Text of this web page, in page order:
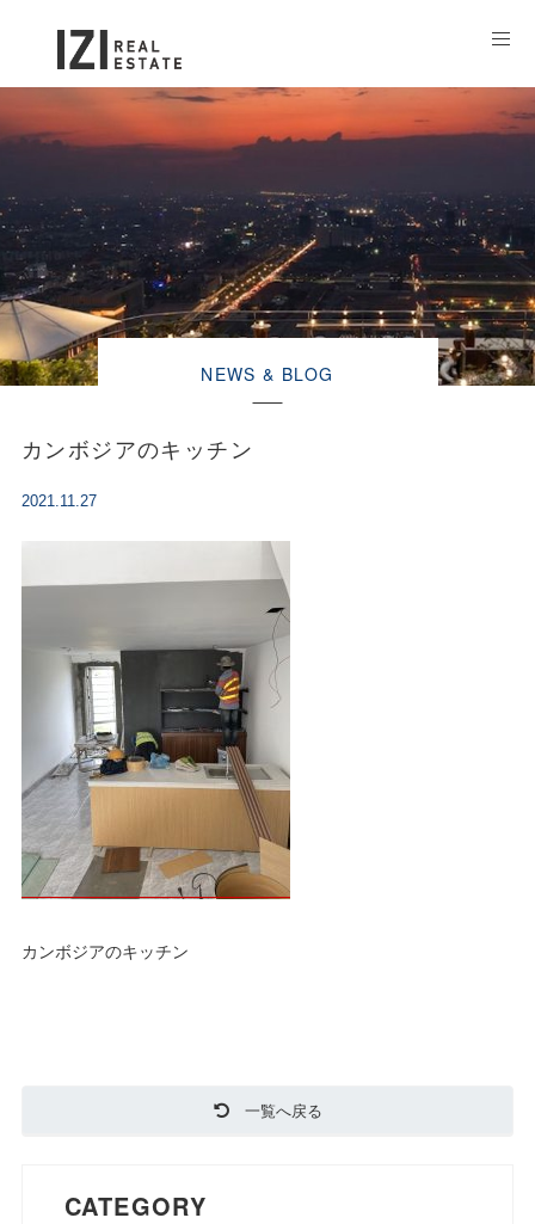
NEWS & BLOG
カンボジアのキッチン
2021.11.27
カンボジアのキッチン
一覧へ戻る
CATEGORY